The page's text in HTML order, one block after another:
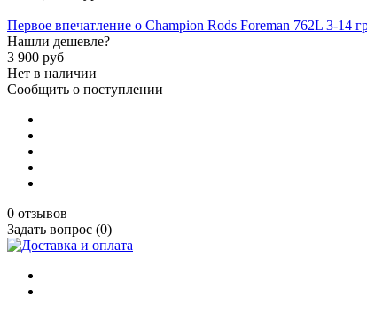
Первое впечатление о Champion Rods Foreman 762L 3-14
Нашли дешевле?
3 900 руб
Нет в наличии
Сообщить о поступлении
0 отзывов
Задать вопрос (0)